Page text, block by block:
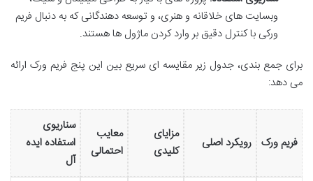
وبسایت های خلاقانه و هنری، و توسعه دهندگانی که به دنبال فریم
ورکی با کنترل دقیق بر وارد کردن ماژول ها هستند.
برای جمع بندی، جدول زیر مقایسه ای سریع بین این پنج فریم ورک ارائه
می دهد:
فریم ورک رویکرد اصلی
مزایای
کلیدی
معایب
احتمالی
سناریوی
استفاده ایده
آل